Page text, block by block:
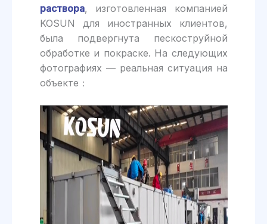
раствора, изготовленная компанией
KOSUN для иностранных клиентов,
была подвергнута пескоструйной
обработке и покраске. На следующих
фотографиях — реальная ситуация на
объекте：